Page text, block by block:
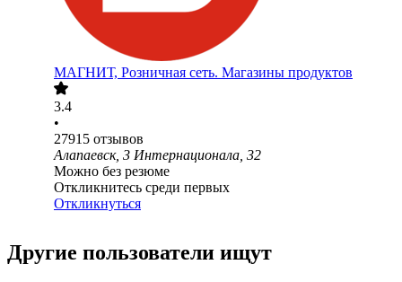
МАГНИТ, Розничная сеть. Магазины продуктов
3.4
•
27915 отзывов
Алапаевск, 3 Интернационала, 32
Можно без резюме
Откликнитесь среди первых
Откликнуться
Другие пользователи ищут